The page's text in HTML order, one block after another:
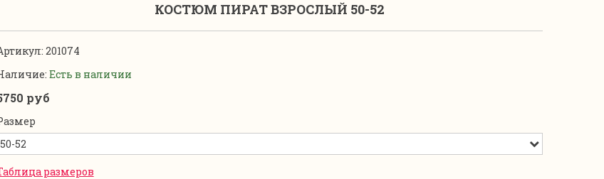
КОСТЮМ ПИРАТ ВЗРОСЛЫЙ 50-52
201074
Есть в наличии
руб
размеров